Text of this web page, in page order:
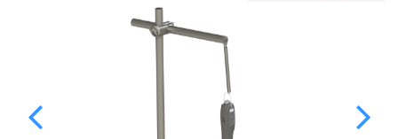
Previous Next